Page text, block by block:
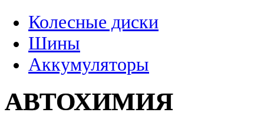
Колесные диски
Шины
Аккумуляторы
АВТОХИМИЯ